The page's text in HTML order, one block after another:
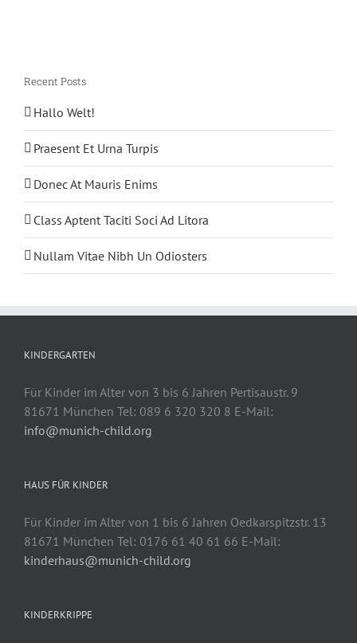
Recent Posts
Hallo Welt!
Praesent Et Urna Turpis
Donec At Mauris Enims
Class Aptent Taciti Soci Ad Litora
Nullam Vitae Nibh Un Odiosters
KINDERGARTEN
Für Kinder im Alter von 3 bis 6 Jahren Pertisaustr. 9
81671 München Tel: 089 6 320 320 8 E-Mail:
info@munich-child.org
HAUS FÜR KINDER
Für Kinder im Alter von 1 bis 6 Jahren Oedkarspitzstr. 13
81671 München Tel: 0176 61 40 61 66 E-Mail:
kinderhaus@munich-child.org
KINDERKRIPPE